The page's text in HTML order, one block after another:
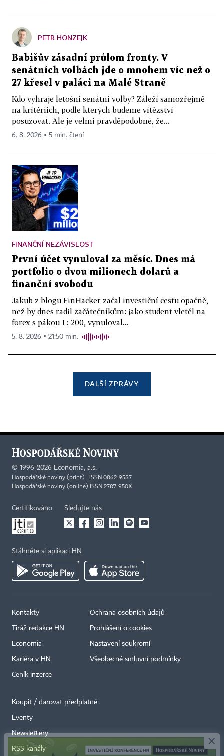
PETR HONZEJK
Babišův zásadní průlom fronty. V
senátních volbách jde o mnohem víc než o
27 křesel v paláci na Malé Straně
Kdo vyhraje letošní senátní volby? Záleží samozřejmě
na kritériích, podle kterých budeme vítězství
posuzovat. Ale je velmi pravděpodobné, že...
6. 8. 2026 ▪ 5 min. čtení
FINANČNÍ NEZÁVISLOST
První účet vynuloval za měsíc. Dnes má
portfolio o dvou milionech dolarů a
finanční svobodu
Jakub z blogu FinHacker začal investiční cestu opačně,
než by dnes radil začátečníkům: jako student vletěl na
forex s pákou 1 : 200, vynuloval...
5. 8. 2026 ▪ 21:50 min.
DALŠÍ ZPRÁVY
© 1996-2026 Economia, a.s.
Hospodářské noviny (print) ISSN 0862-9587
Hospodářské noviny (online) ISSN 2787-950X
Certifikováno Sledujte nás
Stáhněte si aplikaci HN
Kontakty
Tiráž redakce HN
Economia
Kariéra v HN
Ceník inzerce
Ochrana osobních údajů
Prohlášení o cookies
Nastavení soukromí
Všeobecné smluvní podmínky
Koupit / darovat předplatné
Eventy
Newslettery
RSS kanály